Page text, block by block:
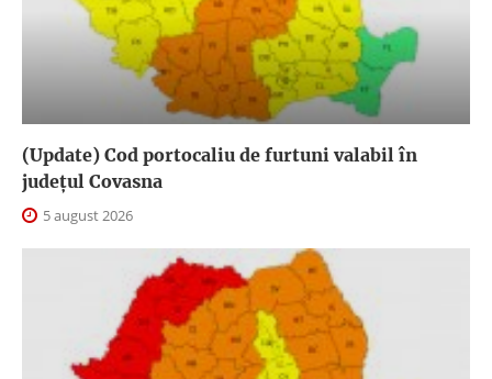
(Update) Cod portocaliu de furtuni valabil în
judeţul Covasna
5 august 2026